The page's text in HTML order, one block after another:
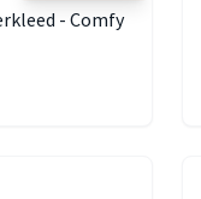
- Comfy